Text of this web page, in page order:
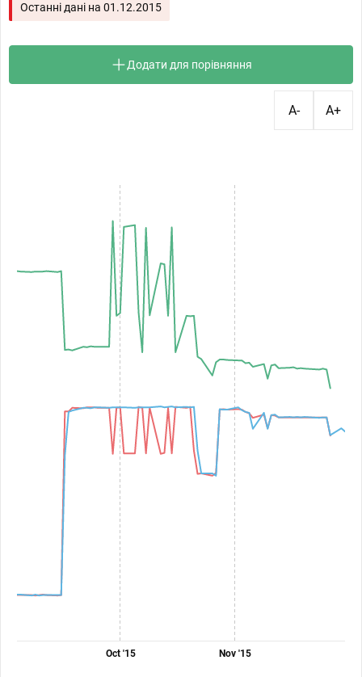
Останні дані на 01.12.2015
Додати для порівняння
A- A+
Oct '15 Nov '15